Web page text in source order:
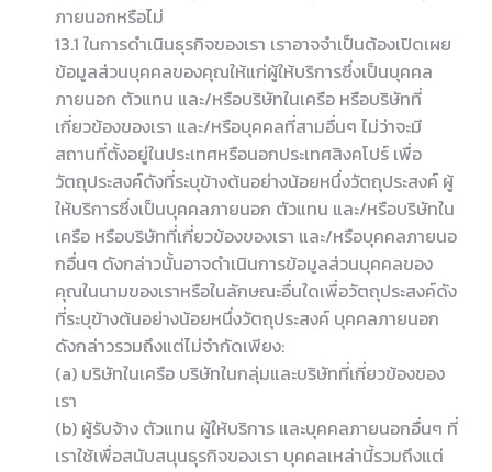
ภายนอกหรือไม่
13.1 ในการดำเนินธุรกิจของเรา เราอาจจำเป็นต้องเปิดเผย
ข้อมูลส่วนบุคคลของคุณให้แก่ผู้ให้บริการซึ่งเป็นบุคคล
ภายนอก ตัวแทน และ/หรือบริษัทในเครือ หรือบริษัทที่
เกี่ยวข้องของเรา และ/หรือบุคคลที่สามอื่นๆ ไม่ว่าจะมี
สถานที่ตั้งอยู่ในประเทศหรือนอกประเทศสิงคโปร์ เพื่อ
วัตถุประสงค์ดังที่ระบุข้างต้นอย่างน้อยหนึ่งวัตถุประสงค์ ผู้
ให้บริการซึ่งเป็นบุคคลภายนอก ตัวแทน และ/หรือบริษัทใน
เครือ หรือบริษัทที่เกี่ยวข้องของเรา และ/หรือบุคคลภายนอ
กอื่นๆ ดังกล่าวนั้นอาจดำเนินการข้อมูลส่วนบุคคลของ
คุณในนามของเราหรือในลักษณะอื่นใดเพื่อวัตถุประสงค์ดัง
ที่ระบุข้างต้นอย่างน้อยหนึ่งวัตถุประสงค์ บุคคลภายนอก
ดังกล่าวรวมถึงแต่ไม่จำกัดเพียง:
(a) บริษัทในเครือ บริษัทในกลุ่มและบริษัทที่เกี่ยวข้องของ
เรา
(b) ผู้รับจ้าง ตัวแทน ผู้ให้บริการ และบุคคลภายนอกอื่นๆ ที่
เราใช้เพื่อสนับสนุนธุรกิจของเรา บุคคลเหล่านี้รวมถึงแต่